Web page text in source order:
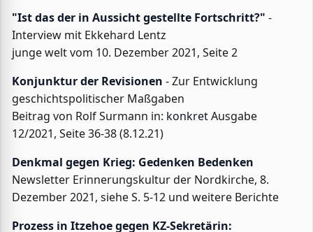
"Ist das der in Aussicht gestellte Fortschritt?" -
Interview mit Ekkehard Lentz
junge welt vom 10. Dezember 2021, Seite 2
Konjunktur der Revisionen - Zur Entwicklung
geschichtspolitischer Maßgaben
Beitrag von Rolf Surmann in: konkretAusgabe
12/2021, Seite 36-38 (8.12.21)
Denkmal gegen Krieg: Gedenken Bedenken
Newsletter Erinnerungskultur der Nordkirche, 8.
Dezember 2021, siehe S. 5-12 und weitere Berichte
Prozess in Itzehoe gegen KZ-Sekretärin: